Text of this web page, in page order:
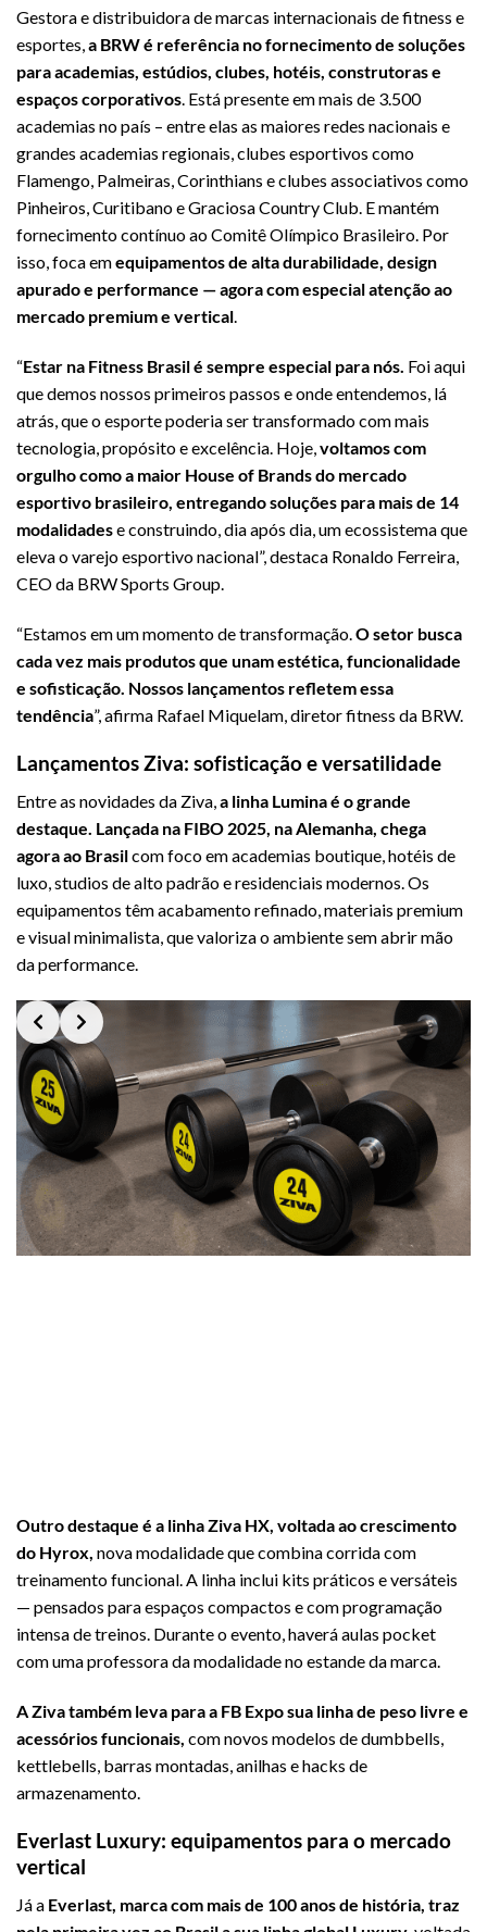
Gestora e distribuidora de marcas internacionais de fitness e
esportes,a BRW é referência no fornecimento de soluções
para academias, estúdios, clubes, hotéis, construtoras e
espaços corporativos. Está presente em mais de 3.500
academias no país – entre elas as maiores redes nacionais e
grandes academias regionais, clubes esportivos como
Flamengo, Palmeiras, Corinthians e clubes associativos como
Pinheiros, Curitibano e Graciosa Country Club. E mantém
fornecimento contínuo ao Comitê Olímpico Brasileiro. Por
isso, foca emequipamentos de alta durabilidade, design
apurado e performance — agora com especial atenção ao
mercado premium e vertical.
“Estar na Fitness Brasil é sempre especial para nós. Foi aqui
que demos nossos primeiros passos e onde entendemos, lá
atrás, que o esporte poderia ser transformado com mais
tecnologia, propósito e excelência. Hoje,voltamos com
orgulho como a maior House of Brands do mercado
esportivo brasileiro, entregando soluções para mais de 14
modalidadese construindo, dia após dia, um ecossistema que
eleva o varejo esportivo nacional”, destaca Ronaldo Ferreira,
CEO da BRW Sports Group.
“Estamos em um momento de transformação. O setor busca
cada vez mais produtos que unam estética, funcionalidade
e sofisticação. Nossos lançamentos refletem essa
tendência”, afirma Rafael Miquelam, diretor fitness da BRW.
Lançamentos Ziva: sofisticação e versatilidade
Entre as novidades da Ziva,a linha Lumina é o grande
destaque. Lançada na FIBO 2025, na Alemanha, chega
agora ao Brasilcom foco em academias boutique, hotéis de
luxo, studios de alto padrão e residenciais modernos. Os
equipamentos têm acabamento refinado, materiais premium
e visual minimalista, que valoriza o ambiente sem abrir mão
da performance.
Outro destaque é a linha Ziva HX, voltada ao crescimento
do Hyrox, nova modalidade que combina corrida com
treinamento funcional. A linha inclui kits práticos e versáteis
— pensados para espaços compactos e com programação
intensa de treinos. Durante o evento, haverá aulas pocket
com uma professora da modalidade no estande da marca.
A Ziva também leva para a FB Expo sua linha de peso livre e
acessórios funcionais, com novos modelos de dumbbells,
kettlebells, barras montadas, anilhas e hacks de
armazenamento.
Everlast Luxury: equipamentos para o mercado
vertical
Já a Everlast, marca com mais de 100 anos de história, traz